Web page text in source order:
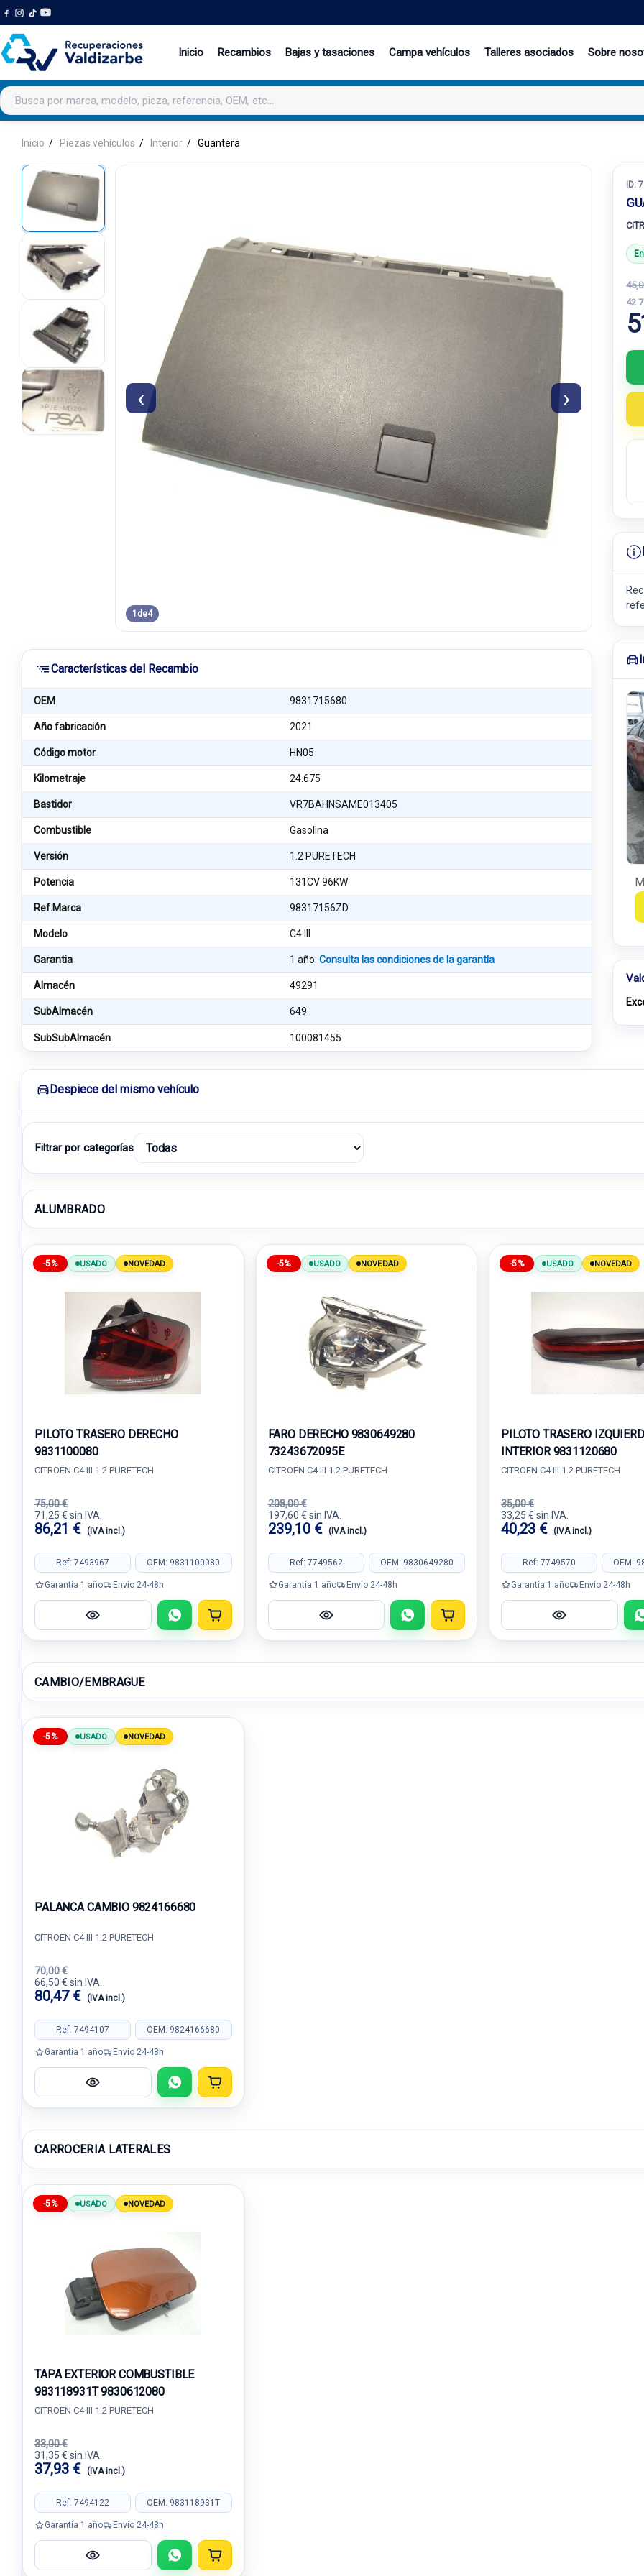
Inicio Recambios Bajas y tasaciones Campa vehículos Talleres asociados Sobre
Buscar productos
Inicio Piezas vehículos Interior Guantera
‹ ›
1 de4
Características del Recambio
OEM 9831715680
Año fabricación 2021
Código motor HN05
Kilometraje 24.675
Bastidor VR7BAHNSAME013405
Combustible Gasolina
Versión 1.2 PURETECH
Potencia 131CV 96KW
Ref.Marca 98317156ZD
Modelo C4 III
Garantia 1 añoConsulta las condiciones de la garantía
Almacén 49291
SubAlmacén 649
SubSubAlmacén 100081455
ID:
Despiece del mismo vehículo
Filtrar por categorías
ALUMBRADO
-5% USADO NOVEDAD
PILOTO TRASERO DERECHO
9831100080
CITROËN C4 III 1.2 PURETECH
75,00 €
71,25 € sin IVA.
86,21 € (IVA incl.)
Ref: 7493967 OEM: 9831100080
Garantía 1 año Envío 24-48h
-5% USADO NOVEDAD
FARO DERECHO 9830649280
73243672095E
CITROËN C4 III 1.2 PURETECH
208,00 €
197,60 € sin IVA.
239,10 € (IVA incl.)
Ref: 7749562 OEM: 9830649280
Garantía 1 año Envío 24-48h
-5% USADO NOVEDAD
PILOTO TRASERO
INTERIOR 9831120680
CITROËN C4 III 1.2 PURETECH
35,00 €
33,25 € sin IVA.
40,23 € (IVA incl.)
Ref: 7749570 OEM:
Garantía 1 año Envío 24-48h
CAMBIO/EMBRAGUE
-5% USADO NOVEDAD
PALANCA CAMBIO 9824166680
CITROËN C4 III 1.2 PURETECH
70,00 €
66,50 € sin IVA.
80,47 € (IVA incl.)
Ref: 7494107 OEM: 9824166680
Garantía 1 año Envío 24-48h
CARROCERIA LATERALES
-5% USADO NOVEDAD
TAPA EXTERIOR COMBUSTIBLE
983118931T 9830612080
CITROËN C4 III 1.2 PURETECH
33,00 €
31,35 € sin IVA.
37,93 € (IVA incl.)
Ref: 7494122 OEM: 983118931T
Garantía 1 año Envío 24-48h